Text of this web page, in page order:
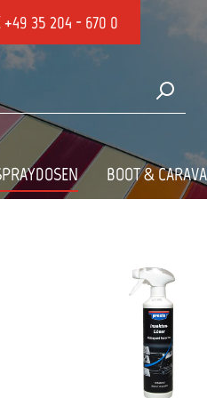
+49 35 204 - 670 0
BOOT &